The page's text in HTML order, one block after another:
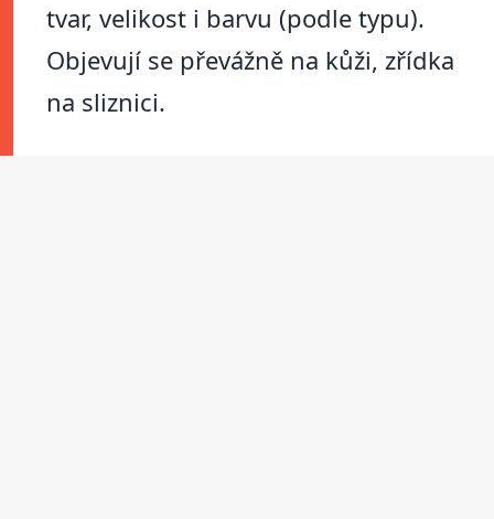
tvar, velikost i barvu (podle typu).
Objevují se převážně na kůži, zřídka
na sliznici.